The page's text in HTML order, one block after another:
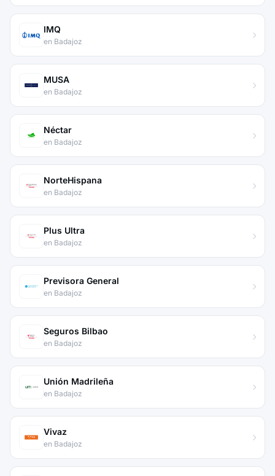
IMQ
en Badajoz
MUSA
en Badajoz
Néctar
en Badajoz
NorteHispana
en Badajoz
Plus Ultra
en Badajoz
Previsora General
en Badajoz
Seguros Bilbao
en Badajoz
Unión Madrileña
en Badajoz
Vivaz
en Badajoz